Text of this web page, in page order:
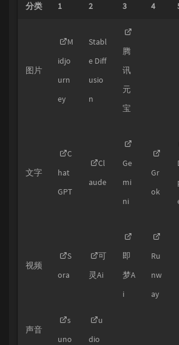
分类 1 2 3 4
图片
M
idjo
urn
ey
Stabl
e Diff
usio
n
腾
讯
元
宝
文字
C
hat
GPT
Cl
aude
Ge
mi
ni
Gr
ok
视频
S
ora
可
灵Ai
即
梦A
i
Ru
nw
ay
声音
s
uno
u
dio